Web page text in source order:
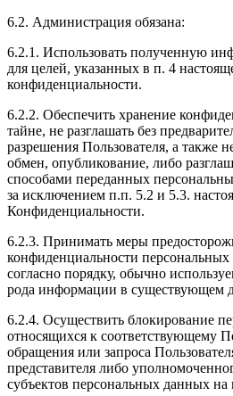
6.2. Администрация обязана:
6.2.1. Использовать полученную
для целей, указанных в п. 4
конфиденциальности.
6.2.2. Обеспечить хранение
тайне, не разглашать без
разрешения Пользователя, а также
обмен, опубликование, либо
способами переданных
за исключением п.п. 5.2 и 5.3.
Конфиденциальности.
6.2.3. Принимать меры
конфиденциальности
согласно порядку, обычно
рода информации в существующем
6.2.4. Осуществить блокирование
относящихся к соответствующему
обращения или запроса
представителя либо
субъектов персональных данных на